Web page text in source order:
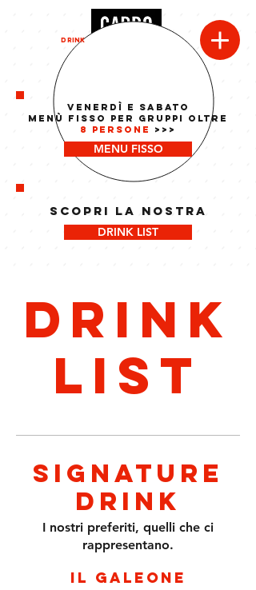
DRINK
Venerdì e Sabato
menù fisso per gruppi oltre
8 persone
>>>
MENU FISSO
SCOPRI LA NOSTRA
DRINK LIST
Drink
list
Signature
Drink
I nostri preferiti, quelli che ci
rappresentano.
Il Galeone